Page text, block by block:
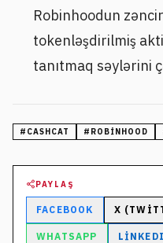
Robinhoodun
tokenləşdirilmiş
tanıtmaq səylərini
# CASHCAT # ROBINHOOD
PAYLAŞ
FACEBOOK X
WHATSAPP